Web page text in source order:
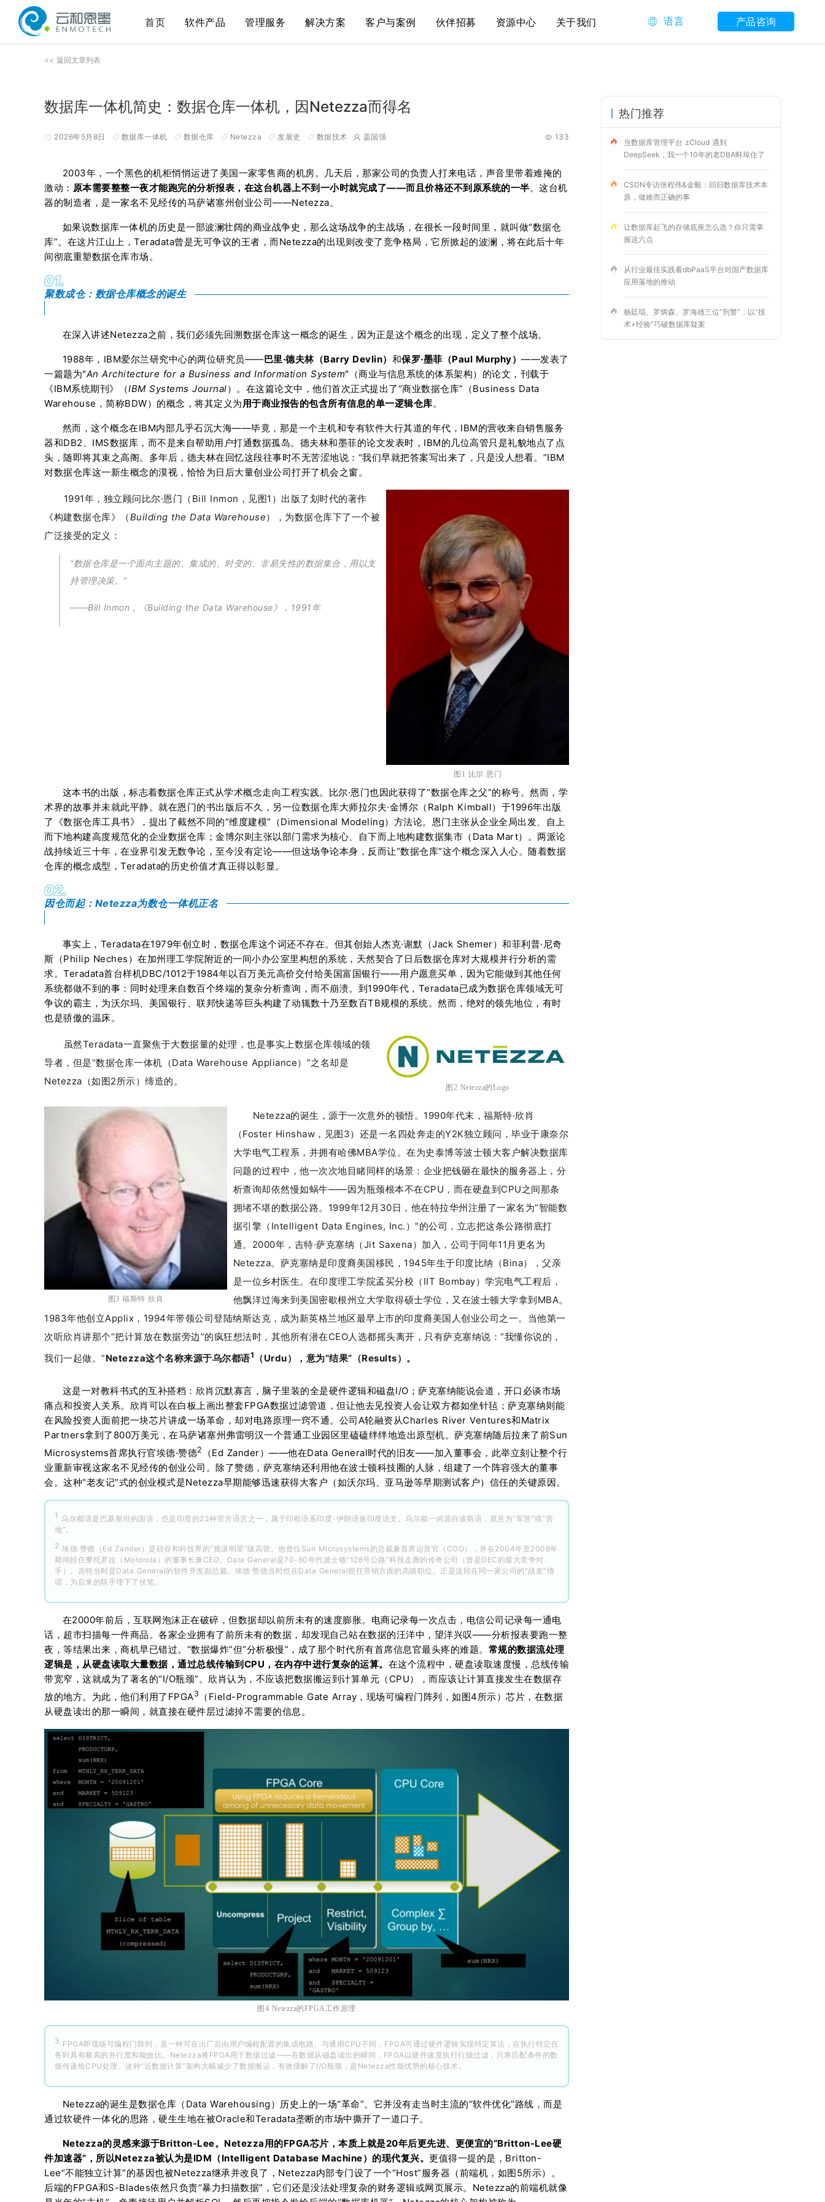
首页 软件产品 管理服务 解决方案 客户与案例 伙伴招募 资源中心 关于我们 语言 产品咨询
<< 返回文章列表
数据库一体机简史：数据仓库一体机，因Netezza而得名
2026年5月8日 数据库一体机 数据仓库 Netezza 发展史 数据技术 盖国强 133
2003年，一个黑色的机柜悄悄运进了美国一家零售商的机房。几天后，那家公司的负责人打来电话，声音里带着难掩的
激动： 原本需要整整一夜才能跑完的分析报表，在这台机器上不到一小时就完成了——而且价格还不到原系统的一半。这台机
器的制造者，是一家名不见经传的马萨诸塞州创业公司——Netezza。
如果说数据库一体机的历史是一部波澜壮阔的商业战争史，那么这场战争的主战场，在很长一段时间里，就叫做“数据仓
库”。在这片江山上，Teradata曾是无可争议的王者，而Netezza的出现则改变了竞争格局，它所掀起的波澜，将在此后十年
间彻底重塑数据仓库市场。
01.
聚数成仓：数据仓库概念的诞生
在深入讲述Netezza之前，我们必须先回溯数据仓库这一概念的诞生，因为正是这个概念的出现，定义了整个战场。
1988年，IBM爱尔兰研究中心的两位研究员——巴里·德夫林（Barry Devlin） 和保罗·墨菲（Paul Murphy）——发表了
一篇题为"An Architecture for a Business and Information System"（商业与信息系统的体系架构）的论文，刊载于
《IBM系统期刊》（IBM Systems Journal）。在这篇论文中，他们首次正式提出了“商业数据仓库”（Business Data
Warehouse，简称BDW）的概念，将其定义为用于商业报告的包含所有信息的单一逻辑仓库。
然而，这个概念在IBM内部几乎石沉大海——毕竟，那是一个主机和专有软件大行其道的年代，IBM的营收来自销售服务
器和DB2、IMS数据库，而不是来自帮助用户打通数据孤岛。德夫林和墨菲的论文发表时，IBM的几位高管只是礼貌地点了点
头，随即将其束之高阁。多年后，德夫林在回忆这段往事时不无苦涩地说：“我们早就把答案写出来了，只是没人想看。”IBM
对数据仓库这一新生概念的漠视，恰恰为日后大量创业公司打开了机会之窗。
图1 比尔·恩门
1991年，独立顾问比尔·恩门（Bill Inmon，见图1）出版了划时代的著作
《构建数据仓库》（Building the Data Warehouse），为数据仓库下了一个被
广泛接受的定义：
“数据仓库是一个面向主题的、集成的、时变的、非易失性的数据集合，用以支
持管理决策。”
——Bill Inmon，《Building the Data Warehouse》，1991年
这本书的出版，标志着数据仓库正式从学术概念走向工程实践。比尔·恩门也因此获得了“数据仓库之父”的称号。然而，学
术界的故事并未就此平静。就在恩门的书出版后不久，另一位数据仓库大师拉尔夫·金博尔（Ralph Kimball）于1996年出版
了《数据仓库工具书》，提出了截然不同的“维度建模”（Dimensional Modeling）方法论。恩门主张从企业全局出发、自上
而下地构建高度规范化的企业数据仓库；金博尔则主张以部门需求为核心、自下而上地构建数据集市（Data Mart）。两派论
战持续近三十年，在业界引发无数争论，至今没有定论——但这场争论本身，反而让“数据仓库”这个概念深入人心。随着数据
仓库的概念成型，Teradata的历史价值才真正得以彰显。
02.
因仓而起：Netezza为数仓一体机正名
事实上，Teradata在1979年创立时，数据仓库这个词还不存在。但其创始人杰克·谢默（Jack Shemer）和菲利普·尼奇
斯（Philip Neches）在加州理工学院附近的一间小办公室里构想的系统，天然契合了日后数据仓库对大规模并行分析的需
求。Teradata首台样机DBC/1012于1984年以百万美元高价交付给美国富国银行——用户愿意买单，因为它能做到其他任何
系统都做不到的事：同时处理来自数百个终端的复杂分析查询，而不崩溃。到1990年代，Teradata已成为数据仓库领域无可
争议的霸主，为沃尔玛、美国银行、联邦快递等巨头构建了动辄数十乃至数百TB规模的系统。然而，绝对的领先地位，有时
也是骄傲的温床。
图2 Netezza的Logo
虽然Teradata一直聚焦于大数据量的处理，也是事实上数据仓库领域的领
导者，但是“数据仓库一体机（Data Warehouse Appliance）”之名却是
Netezza（如图2所示）缔造的。
图3 福斯特·欣肖
Netezza的诞生，源于一次意外的顿悟。1990年代末，福斯特·欣肖
（Foster Hinshaw，见图3）还是一名四处奔走的Y2K独立顾问，毕业于康奈尔
大学电气工程系，并拥有哈佛MBA学位。在为史泰博等波士顿大客户解决数据库
问题的过程中，他一次次地目睹同样的场景：企业把钱砸在最快的服务器上，分
析查询却依然慢如蜗牛——因为瓶颈根本不在CPU，而在硬盘到CPU之间那条
拥堵不堪的数据公路。1999年12月30日，他在特拉华州注册了一家名为“智能数
据引擎（Intelligent Data Engines, Inc.）”的公司，立志把这条公路彻底打
通。2000年，吉特·萨克塞纳（Jit Saxena）加入，公司于同年11月更名为
Netezza。萨克塞纳是印度裔美国移民，1945年生于印度比纳（Bina），父亲
是一位乡村医生。在印度理工学院孟买分校（IIT Bombay）学完电气工程后，
他飘洋过海来到美国密歇根州立大学取得硕士学位，又在波士顿大学拿到MBA。
1983年他创立Applix，1994年带领公司登陆纳斯达克，成为新英格兰地区最早上市的印度裔美国人创业公司之一。当他第一
次听欣肖讲那个“把计算放在数据旁边”的疯狂想法时，其他所有潜在CEO人选都摇头离开，只有萨克塞纳说：“我懂你说的，
我们一起做。”Netezza这个名称来源于乌尔都语1 （Urdu），意为“结果”（Results）。
这是一对教科书式的互补搭档：欣肖沉默寡言，脑子里装的全是硬件逻辑和磁盘I/O；萨克塞纳能说会道，开口必谈市场
痛点和投资人关系。欣肖可以在白板上画出整套FPGA数据过滤管道，但让他去见投资人会让双方都如坐针毡；萨克塞纳则能
在风险投资人面前把一块芯片讲成一场革命，却对电路原理一窍不通。公司A轮融资从Charles River Ventures和Matrix
Partners拿到了800万美元，在马萨诸塞州弗雷明汉一个普通工业园区里磕磕绊绊地造出原型机。萨克塞纳随后拉来了前Sun
Microsystems首席执行官埃德·赞德2
（Ed Zander）——他在Data General时代的旧友——加入董事会，此举立刻让整个行
业重新审视这家名不见经传的创业公司。除了赞德，萨克塞纳还利用他在波士顿科技圈的人脉，组建了一个阵容强大的董事
会。这种“老友记”式的创业模式是Netezza早期能够迅速获得大客户（如沃尔玛、亚马逊等早期测试客户）信任的关键原因。
1 乌尔都语是巴基斯坦的国语，也是印度的23种官方语言之一，属于印欧语系印度-伊朗语族印度语支。乌尔都一词源自波斯语，原意为“军营”或“营
地”。
2 埃德·赞德（Ed Zander）是硅谷和科技界的“摇滚明星”级高管。他曾任Sun Microsystems的总裁兼首席运营官（COO），并在2004年至2008年
期间担任摩托罗拉（Motorola）的董事长兼CEO。Data General是70-80年代波士顿“128号公路”科技走廊的传奇公司（曾是DEC的最大竞争对
手）。吉特当时是Data General的软件开发副总裁。埃德·赞德当时也在Data General担任营销方面的高级职位。正是这段在同一家公司的“战友”情
谊，为后来的联手埋下了伏笔。
在2000年前后，互联网泡沫正在破碎，但数据却以前所未有的速度膨胀。电商记录每一次点击，电信公司记录每一通电
话，超市扫描每一件商品。各家企业拥有了前所未有的数据，却发现自己站在数据的汪洋中，望洋兴叹——分析报表要跑一整
夜，等结果出来，商机早已错过。“数据爆炸”但“分析极慢”，成了那个时代所有首席信息官最头疼的难题。 常规的数据流处理
逻辑是，从硬盘读取大量数据，通过总线传输到CPU，在内存中进行复杂的运算。 在这个流程中，硬盘读取速度慢，总线传输
带宽窄，这就成为了著名的“I/O瓶颈”。欣肖认为，不应该把数据搬运到计算单元（CPU），而应该让计算直接发生在数据存
放的地方。为此，他们利用了FPGA3
（Field-Programmable Gate Array，现场可编程门阵列，如图4所示）芯片，在数据
从硬盘读出的那一瞬间，就直接在硬件层过滤掉不需要的信息。
图4 Netezza的FPGA工作原理
3 FPGA即现场可编程门阵列，是一种可在出厂后由用户编程配置的集成电路。与通用CPU不同，FPGA可通过硬件逻辑实现特定算法，在执行特定任
务时具有极高的并行度和能效比。Netezza将FPGA用于数据过滤——在数据从磁盘读出的瞬间，FPGA以硬件速度执行行级过滤，只将匹配条件的数
据传递给CPU处理。这种“近数据计算”架构大幅减少了数据搬运，有效缓解了I/O瓶颈，是Netezza性能优势的核心技术。
Netezza的诞生是数据仓库（Data Warehousing）历史上的一场“革命”。它并没有走当时主流的“软件优化”路线，而是
通过软硬件一体化的思路，硬生生地在被Oracle和Teradata垄断的市场中撕开了一道口子。
Netezza的灵感来源于Britton-Lee。Netezza用的FPGA芯片，本质上就是20年后更先进、更便宜的“Britton-Lee硬
件加速器”，所以Netezza被认为是IDM（Intelligent Database Machine）的现代复兴。 更值得一提的是，Britton-
Lee“不能独立计算”的基因也被Netezza继承并改良了，Netezza内部专门设了一个“Host”服务器（前端机，如图5所示）。
后端的FPGA和S-Blades依然只负责“暴力扫描数据”，它们还是没法处理复杂的财务逻辑或网页展示。Netezza的前端机就像
热门推荐
当数据库管理平台 zCloud 遇到
DeepSeek，我一个10年的老DBA蚌埠住了
CSDN专访张程伟&金毅：回归数据库技术本
原，做难而正确的事
让数据库起飞的存储底座怎么选？你只需掌
握这六点
从行业最佳实践看dbPaaS平台对国产数据库
应用落地的推动
杨廷琨、罗炳森、罗海雄三位“刑警”，以“技
术+经验”巧破数据库疑案